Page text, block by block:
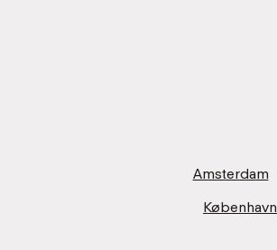
Amsterdam
København